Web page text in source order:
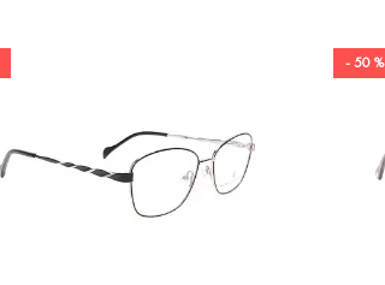
- 50 %